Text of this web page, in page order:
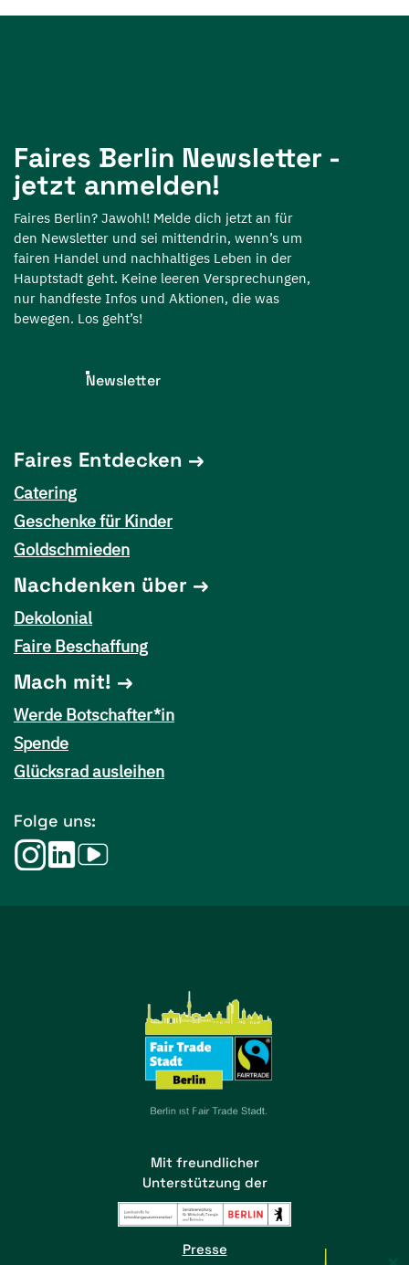
Faires Berlin Newsletter -
jetzt anmelden!
Faires Berlin? Jawohl! Melde dich jetzt an für
den Newsletter und sei mittendrin, wenn’s um
fairen Handel und nachhaltiges Leben in der
Hauptstadt geht. Keine leeren Versprechungen,
nur handfeste Infos und Aktionen, die was
bewegen. Los geht’s!
Newsletter
Faires Entdecken
Catering
Geschenke für Kinder
Goldschmieden
Nachdenken über
Dekolonial
Faire Beschaffung
Mach mit!
Werde Botschafter*in
Spende
Glücksrad ausleihen
Folge uns:
Mit freundlicher
Unterstützung der
Presse